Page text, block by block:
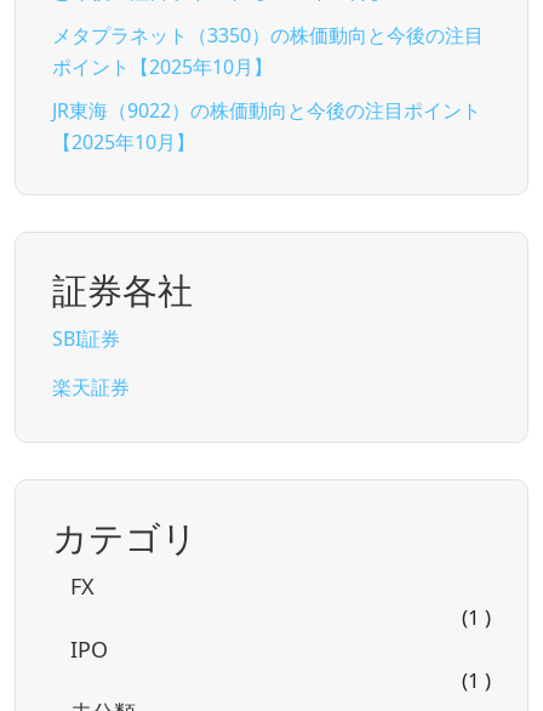
メタプラネット（3350）の株価動向と今後の注目
ポイント【2025年10月】
JR東海（9022）の株価動向と今後の注目ポイント
【2025年10月】
証券各社
SBI証券
楽天証券
カテゴリ
FX
(1 )
IPO
(1 )